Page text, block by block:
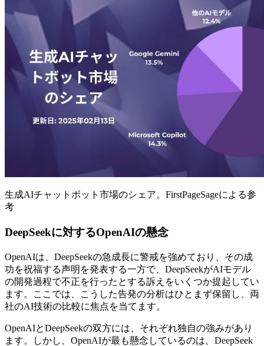
生成AIチャットボット市場のシェア。FirstPageSageによる参
考
DeepSeekに対するOpenAIの懸念
OpenAIは、DeepSeekの急成長に警戒を強めており、その成
功を祝福する声明を発表する一方で、DeepSeekがAIモデル
の開発過程で不正を行ったとする訴えをいくつか提起してい
ます。ここでは、こうした告発の分析はひとまず保留し、両
社のAI技術の比較に焦点を当てます。
OpenAIとDeepSeekの双方には、それぞれ独自の強みがあり
ます。しかし、OpenAIが最も懸念しているのは、DeepSeek